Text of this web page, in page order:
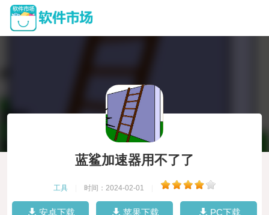
蓝鲨加速器用不了了
工具 时间：2024-02-01
安卓下载 苹果下载 PC下载